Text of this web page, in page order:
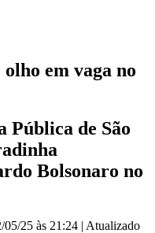
em vaga no
Pública de São
Bolsonaro no
05/25 às 21:24 | Atualizado